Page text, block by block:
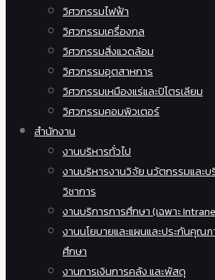
วิศวกรรมไฟฟ้า
วิศวกรรมเครื่องกล
วิศวกรรมสิ่งแวดล้อม
วิศวกรรมอุตสาหการ
วิศวกรรมเหมืองแร่และปิโตรเลียม
วิศวกรรมคอมพิวเตอร์
สำนักงาน
งานบริหารทั่วไป
งานบริหารงานวิจัย นวัตกรรมและบ
วิชาการ
งานบริการการศึกษา (เฉพาะ
งานนโยบายและแผนและประกันคุณ
ศึกษา
งานการเงินการคลัง และพัสดุ